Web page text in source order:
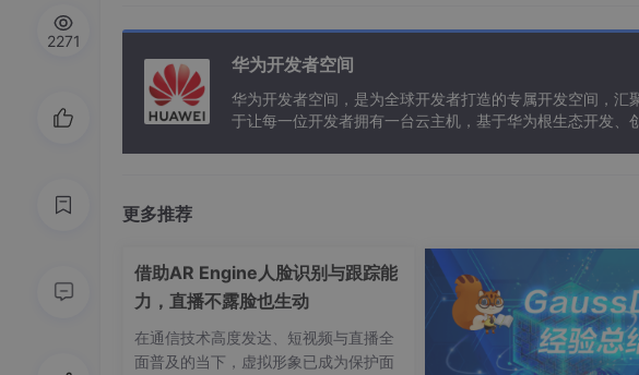
华为开发者空间
华为开发者空间，是为全球开发者打造的专属开发空间，汇
于让每一位开发者拥有一台云主机，基于华为根生态开发、
更多推荐
借助AR Engine人脸识别与跟踪能
力，直播不露脸也生动
在通信技术高度发达、短视频与直播全
面普及的当下，虚拟形象已成为保护面
2271